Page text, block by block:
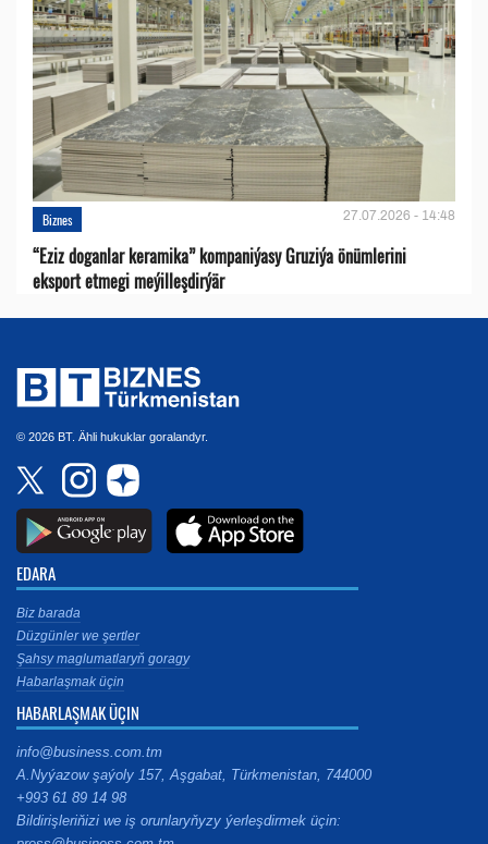
Biznes 27.07.2026 - 14:48
“Eziz doganlar keramika” kompaniýasy Gruziýa önümlerini
eksport etmegi meýilleşdirýär
© 2026 BT. Ähli hukuklar goralandyr.
EDARA
Biz barada
Düzgünler we şertler
Şahsy maglumatlaryň goragy
Habarlaşmak üçin
HABARLAŞMAK ÜÇIN
info@business.com.tm
A.Nyýazow şaýoly 157, Aşgabat, Türkmenistan, 744000
+993 61 89 14 98
Bildirişleriňizi we iş orunlaryňyzy ýerleşdirmek üçin: